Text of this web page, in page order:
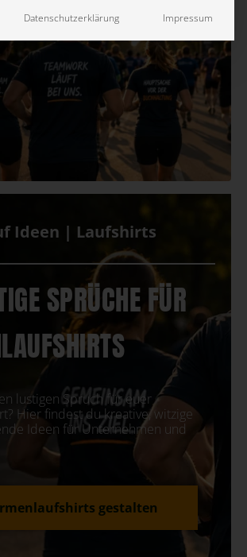
Ideen | Laufshirts
SPRÜCHE FÜR
lustigen Spruch für euer
Hier findest du kreative, witzige
Ideen für Unternehmen und
gestalten
Datenschutzerklärung Impressum